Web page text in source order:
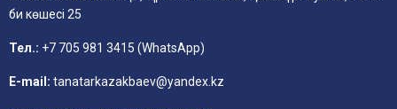
би көшесі 25
Тел.: +7 705 981 3415 (WhatsApp)
E-mail: tanatarkazakbaev@yandex.kz